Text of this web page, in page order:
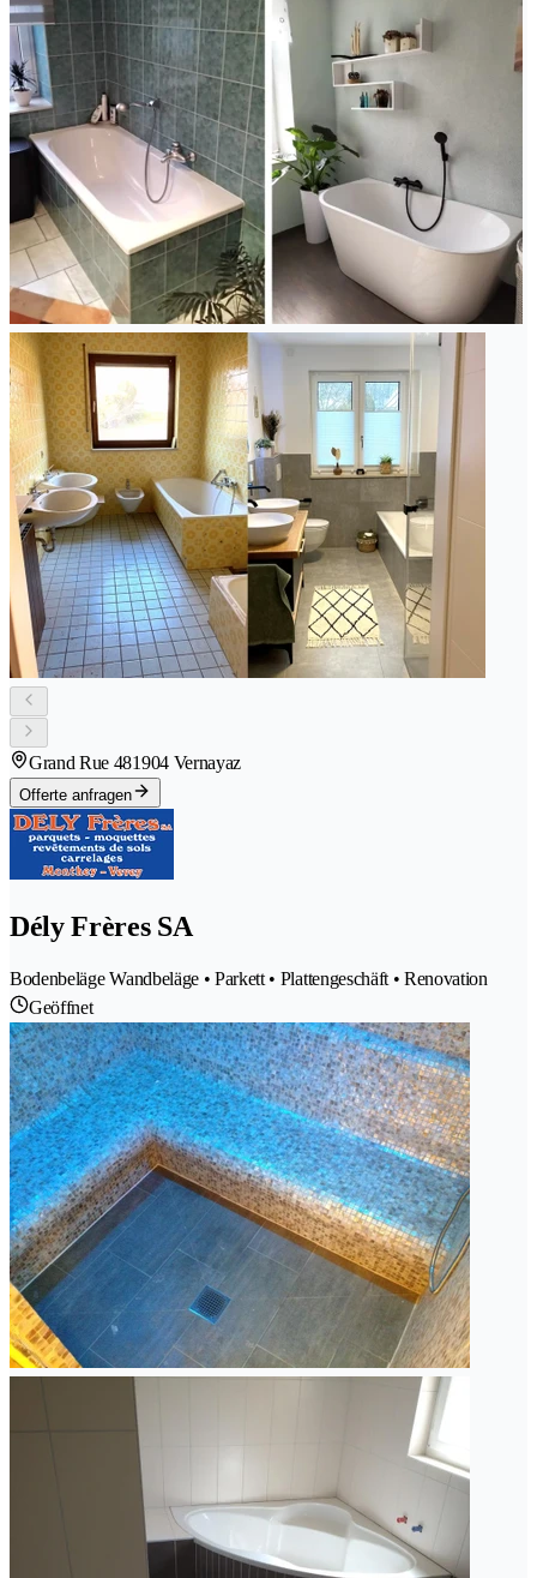
Grand Rue 481904 Vernayaz
Offerte anfragen
Dély Frères SA
Bodenbeläge Wandbeläge • Parkett • Plattengeschäft • Renovation
Geöffnet